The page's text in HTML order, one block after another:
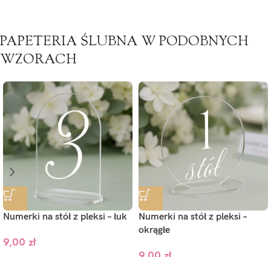
PAPETERIA ŚLUBNA W PODOBNYCH
WZORACH
Numerki na stół z pleksi – łuk
9,00 zł
Numerki na stół z pleksi –
okrągłe